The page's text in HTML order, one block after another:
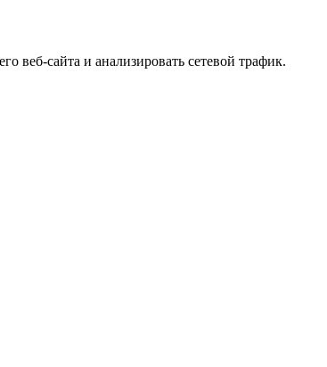
веб-сайта и анализировать сетевой трафик.